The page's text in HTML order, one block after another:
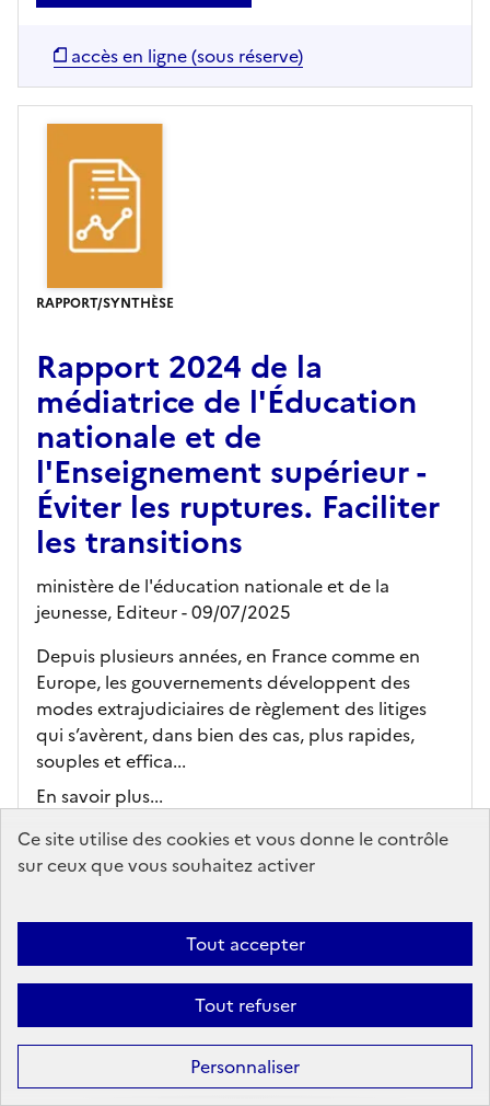
Ce site utilise des cookies et vous donne le contrôle
sur ceux que vous souhaitez activer
Tout accepter
Tout refuser
Personnaliser
accès en ligne (sous réserve)
RAPPORT/SYNTHÈSE
Rapport 2024 de la
médiatrice de l'Éducation
nationale et de
l'Enseignement supérieur -
Éviter les ruptures. Faciliter
les transitions
ministère de l'éducation nationale et de la
jeunesse, Editeur- 09/07/2025
Depuis plusieurs années, en France comme en
Europe, les gouvernements développent des
modes extrajudiciaires de règlement des litiges
qui s’avèrent, dans bien des cas, plus rapides,
souples et effica...
En savoir plus...
Ajouter au panier
accès au PDF